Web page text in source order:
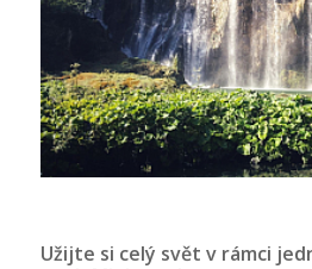
Užijte si celý svět v rámci